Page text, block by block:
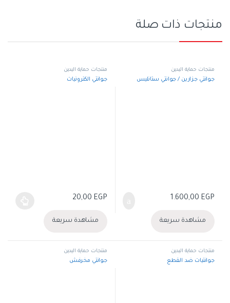
منتجات ذات صلة
منتجات حماية اليدين
جوانتي جزارين / جوانتي ستانليس
1.600,00 EGP
مشاهدة سريعة
منتجات حماية اليدين
جوانتي الكترونيات
20,00 EGP
مشاهدة سريعة
منتجات حماية اليدين
جوانتيات ضد القطع
منتجات حماية اليدين
جوانتي مخرفش